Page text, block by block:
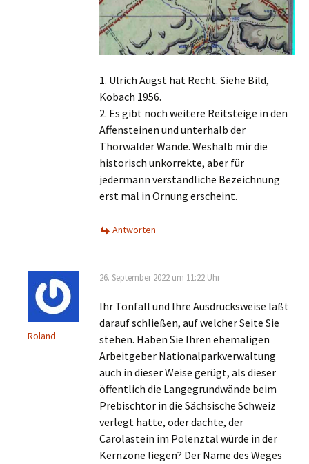
1. Ulrich Augst hat Recht. Siehe Bild,
Kobach 1956.
2. Es gibt noch weitere Reitsteige in den
Affensteinen und unterhalb der
Thorwalder Wände. Weshalb mir die
historisch unkorrekte, aber für
jedermann verständliche Bezeichnung
erst mal in Ornung erscheint.
Antworten
Roland
26. September 2022 um 11:22 Uhr
Ihr Tonfall und Ihre Ausdrucksweise läßt
darauf schließen, auf welcher Seite Sie
stehen. Haben Sie Ihren ehemaligen
Arbeitgeber Nationalparkverwaltung
auch in dieser Weise gerügt, als dieser
öffentlich die Langegrundwände beim
Prebischtor in die Sächsische Schweiz
verlegt hatte, oder dachte, der
Carolastein im Polenztal würde in der
Kernzone liegen? Der Name des Weges